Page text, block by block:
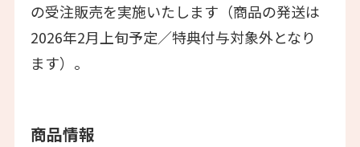
の受注販売を実施いたします（商品の発送は
2026年2月上旬予定／特典付与対象外となり
ます）。
商品情報